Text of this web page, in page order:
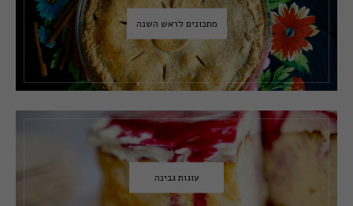
מתכונים לראש השנה
עוגות גבינה